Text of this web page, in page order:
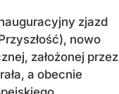
zjazd
nowo
założonej przez
a obecnie